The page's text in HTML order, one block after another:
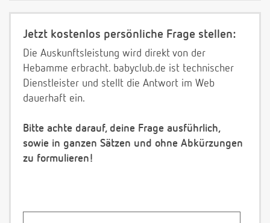
Jetzt kostenlos persönliche Frage stellen:
Die Auskunftsleistung wird direkt von der
Hebamme erbracht. babyclub.de ist technischer
Dienstleister und stellt die Antwort im Web
dauerhaft ein.
Bitte achte darauf, deine Frage ausführlich,
sowie in ganzen Sätzen und ohne Abkürzungen
zu formulieren!